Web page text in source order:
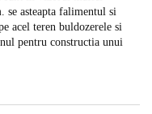
se asteapta falimentul si
acel teren buldozerele si
pentru constructia unui